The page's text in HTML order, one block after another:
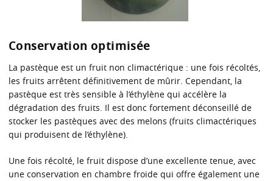
Conservation optimisée
La pastèque est un fruit non climactérique : une fois récoltés,
les fruits arrêtent définitivement de mûrir. Cependant, la
pastèque est très sensible à l’éthylène qui accélère la
dégradation des fruits. Il est donc fortement déconseillé de
stocker les pastèques avec des melons (fruits climactériques
qui produisent de l’éthylène).
Une fois récolté, le fruit dispose d’une excellente tenue, avec
une conservation en chambre froide qui offre également une